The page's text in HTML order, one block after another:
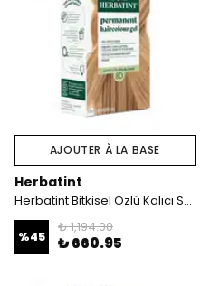
AJOUTER À LA BASE
Herbatint
Herbatint Bitkisel Özlü Kalıcı Saç Boyası | Açık Altın Kumral (Light Golden Blonde 8D) 170 ml
%45
₺ 1,194.00
₺ 660.95